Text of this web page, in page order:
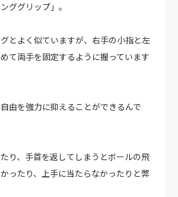
ググリップ」。
とよく似ていますが、右手の小指と左
て両手を固定するように握っています
由を強力に抑えることができるんで
り、手首を返してしまうとボールの飛
ったり、上手に当たらなかったりと弊